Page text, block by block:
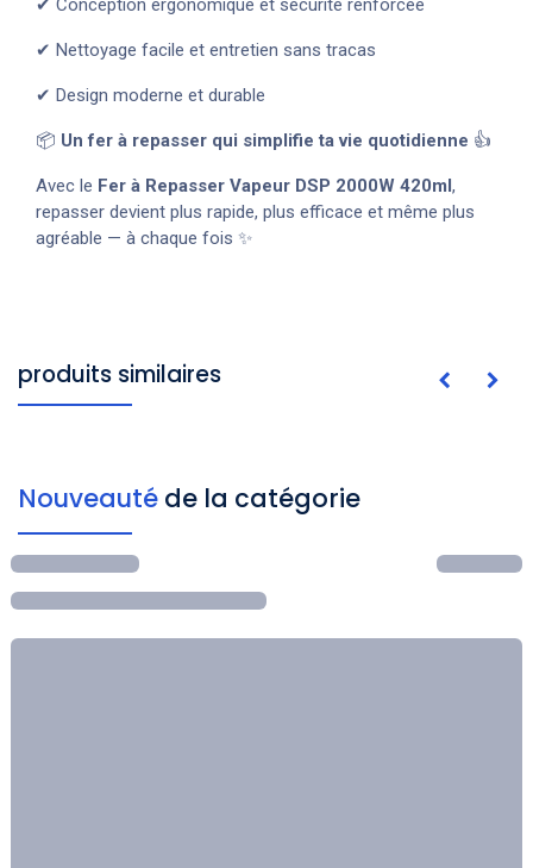
✔ Conception ergonomique et sécurité renforcée
✔ Nettoyage facile et entretien sans tracas
✔ Design moderne et durable
📦 Un fer à repasser qui simplifie ta vie quotidienne 👍
Avec le Fer à Repasser Vapeur DSP 2000W 420ml,
repasser devient plus rapide, plus efficace et même plus
agréable — à chaque fois ✨
produits similaires
Nouveauté de la catégorie